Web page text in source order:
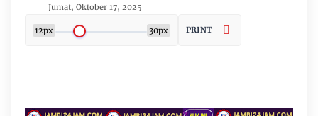
Jumat, Oktober 17, 2025
12px 30px PRINT